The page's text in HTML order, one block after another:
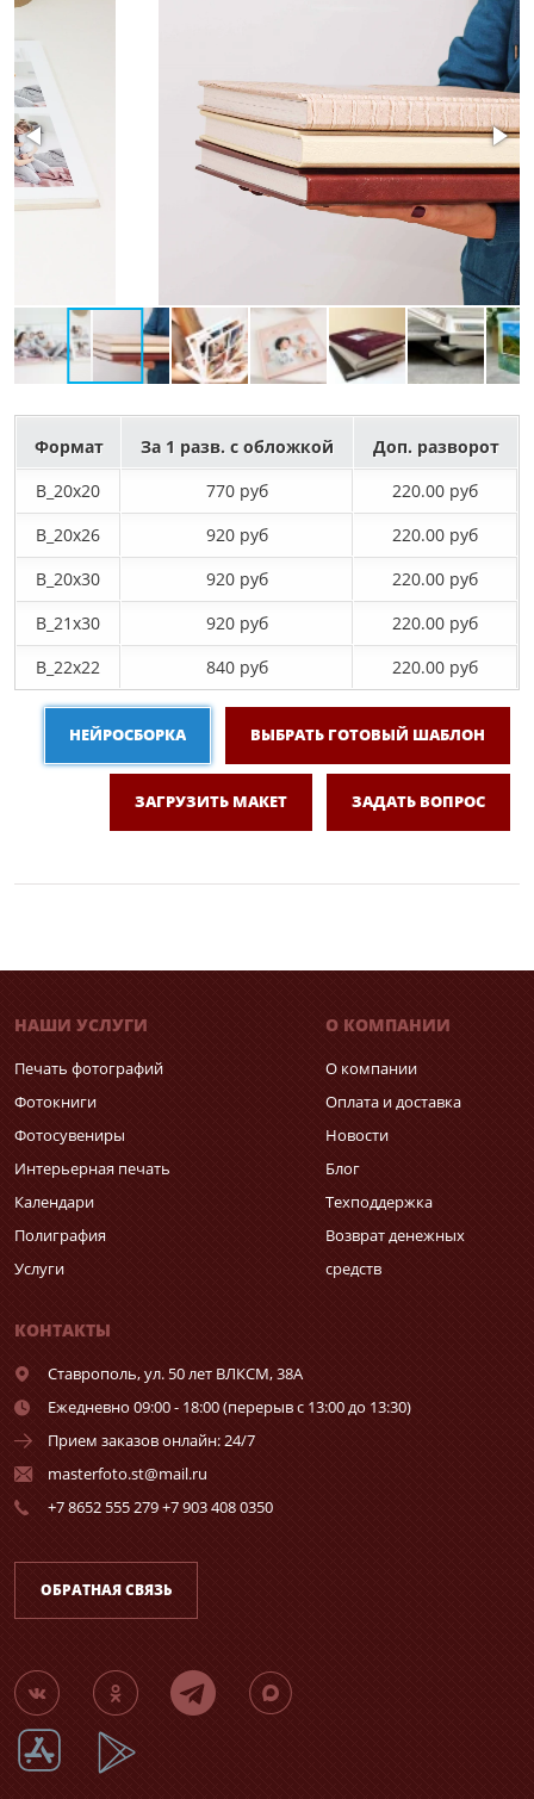
Формат За 1 разв. с обложкой
Доп. разворот
B_20х20
770 руб
220.00 руб
B_20х26
920 руб
220.00 руб
B_20х30
920 руб
220.00 руб
B_21х30
920 руб
220.00 руб
B_22х22
840 руб 220.00 руб
НЕЙРОСБОРКА ВЫБРАТЬ ГОТОВЫЙ ШАБЛОН
ЗАГРУЗИТЬ МАКЕТ ЗАДАТЬ ВОПРОС
НАШИ УСЛУГИ
Печать фотографий
Фотокниги
Фотосувениры
Интерьерная печать
Календари
Полиграфия
Услуги
О КОМПАНИИ
О компании
Оплата и доставка
Новости
Блог
Техподдержка
Возврат денежных
средств
КОНТАКТЫ
Ставрополь,ул. 50 лет ВЛКСМ, 38А
Ежедневно 09:00 - 18:00 (перерыв с 13:00 до 13:30)
Прием заказов онлайн: 24/7
masterfoto.st@mail.ru
+7 8652 555 279 +7 903 408 0350
ОБРАТНАЯ СВЯЗЬ